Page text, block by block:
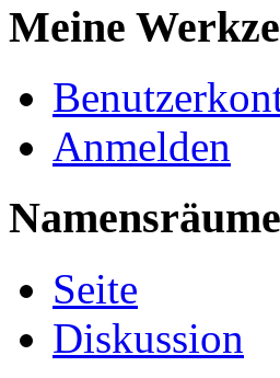
Meine
Anmelden
Namensräume
Seite
Diskussion